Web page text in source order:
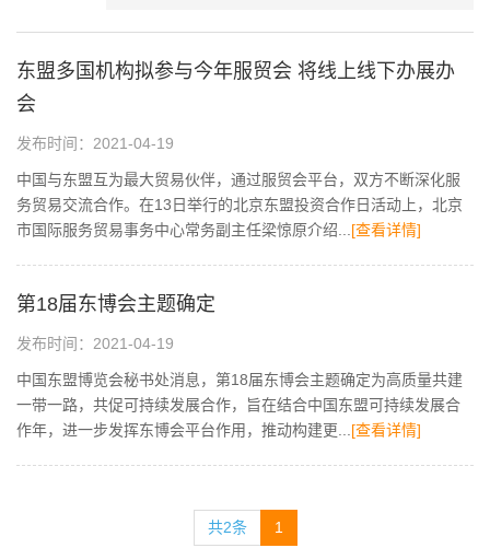
东盟多国机构拟参与今年服贸会 将线上线下办展办
会
发布时间：2021-04-19
中国与东盟互为最大贸易伙伴，通过服贸会平台，双方不断深化服
务贸易交流合作。在13日举行的北京东盟投资合作日活动上，北京
市国际服务贸易事务中心常务副主任梁惊原介绍...[查看详情]
第18届东博会主题确定
发布时间：2021-04-19
中国东盟博览会秘书处消息，第18届东博会主题确定为高质量共建
一带一路，共促可持续发展合作，旨在结合中国东盟可持续发展合
作年，进一步发挥东博会平台作用，推动构建更...[查看详情]
共2条 1